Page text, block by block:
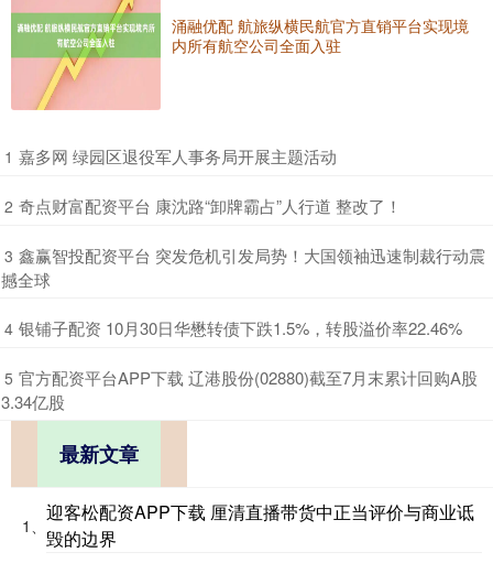
涌融优配 航旅纵横民航官方直销平台实现境
内所有航空公司全面入驻
1 ​嘉多网 绿园区退役军人事务局开展主题活动
2 ​奇点财富配资平台 康沈路“卸牌霸占”人行道 整改了！
3 ​鑫赢智投配资平台 突发危机引发局势！大国领袖迅速制裁行动震
撼全球
4 ​银铺子配资 10月30日华懋转债下跌1.5%，转股溢价率22.46%
5 ​官方配资平台APP下载 辽港股份(02880)截至7月末累计回购A股
3.34亿股
最新文章
1、
迎客松配资APP下载 厘清直播带货中正当评价与商业诋
毁的边界